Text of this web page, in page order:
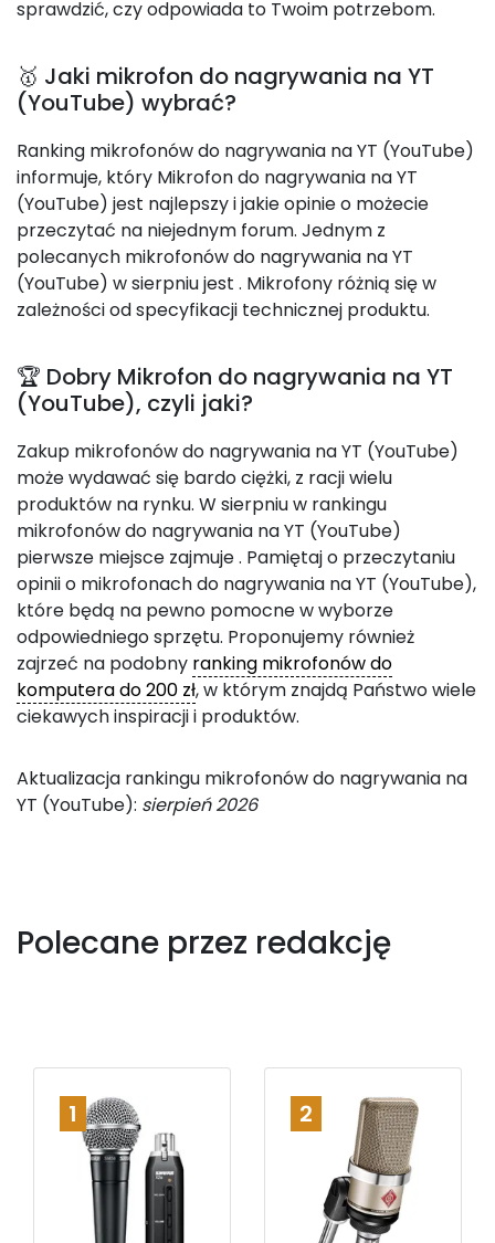
sprawdzić, czy odpowiada to Twoim potrzebom.
🥇 Jaki mikrofon do nagrywania na YT
(YouTube) wybrać?
Ranking mikrofonów do nagrywania na YT (YouTube)
informuje, który Mikrofon do nagrywania na YT
(YouTube) jest najlepszy i jakie opinie o możecie
przeczytać na niejednym forum. Jednym z
polecanych mikrofonów do nagrywania na YT
(YouTube) w sierpniu jest . Mikrofony różnią się w
zależności od specyfikacji technicznej produktu.
🏆 Dobry Mikrofon do nagrywania na YT
(YouTube), czyli jaki?
Zakup mikrofonów do nagrywania na YT (YouTube)
może wydawać się bardo ciężki, z racji wielu
produktów na rynku. W sierpniu w rankingu
mikrofonów do nagrywania na YT (YouTube)
pierwsze miejsce zajmuje. Pamiętaj o przeczytaniu
opinii o mikrofonach do nagrywania na YT (YouTube),
które będą na pewno pomocne w wyborze
odpowiedniego sprzętu. Proponujemy również
zajrzeć na podobny ranking mikrofonów do
komputera do 200 zł, w którym znajdą Państwo wiele
ciekawych inspiracji i produktów.
Aktualizacja rankingu mikrofonów do nagrywania na
YT (YouTube): sierpień 2026
Polecane przez redakcję
1 2